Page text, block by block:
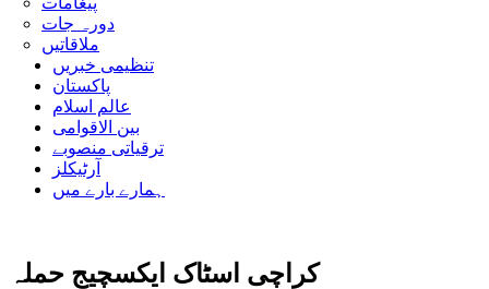
دورہ جات
ملاقاتیں
تنظیمی خبریں
پاکستان
عالم اسلام
بین الاقوامی
ترقیاتی منصوبے
آرٹیکلز
ہمارے بارے میں
کراچی اسٹاک ایکسچیج حملہ